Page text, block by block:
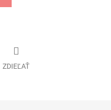
ZDIEĽAŤ